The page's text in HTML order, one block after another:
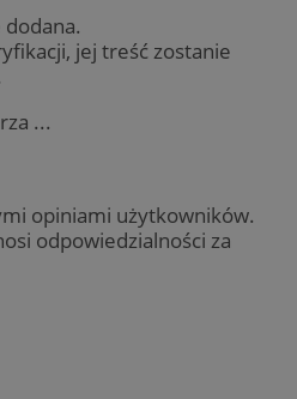
dodana.
jej treść zostanie
...
opiniami użytkowników.
odpowiedzialności za